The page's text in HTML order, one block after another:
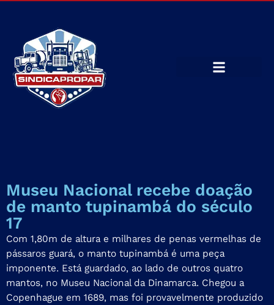
Museu Nacional recebe doação
de manto tupinambá do século
17
Com 1,80m de altura e milhares de penas vermelhas de
pássaros guará, o manto tupinambá é uma peça
imponente. Está guardado, ao lado de outros quatro
mantos, no Museu Nacional da Dinamarca. Chegou a
Copenhague em 1689, mas foi provavelmente produzido